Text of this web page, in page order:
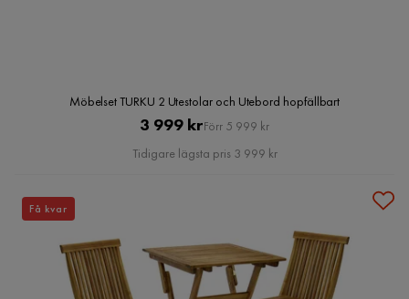
Möbelset TURKU 2 Utestolar och Utebord hopfällbart
Pris
3 999 krOriginal
Pris
Förr 5 999 kr
Tidigare lägsta pris 3 999 kr
Få kvar